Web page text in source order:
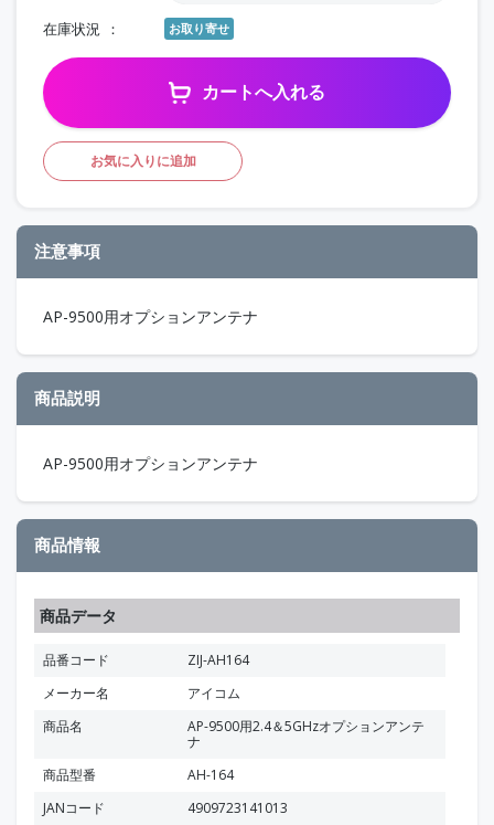
在庫状況 お取り寄せ
カートへ入れる
お気に入りに追加
注意事項
AP-9500用オプションアンテナ
商品説明
AP-9500用オプションアンテナ
商品情報
商品データ
品番コード
ZIJ-AH164
メーカー名
アイコム
商品名
AP-9500用2.4＆5GHzオプションアンテ
ナ
商品型番
AH-164
JANコード
4909723141013